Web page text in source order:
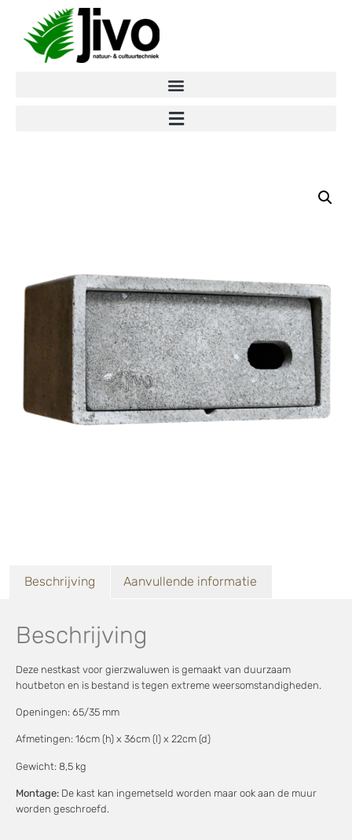
Beschrijving Aanvullende informatie
Beschrijving
Deze nestkast voor gierzwaluwen is gemaakt van duurzaam
houtbeton en is bestand is tegen extreme weersomstandigheden.
Openingen: 65/35 mm
Afmetingen: 16cm (h) x 36cm (l) x 22cm (d)
Gewicht: 8,5 kg
Montage: De kast kan ingemetseld worden maar ook aan de muur
worden geschroefd.